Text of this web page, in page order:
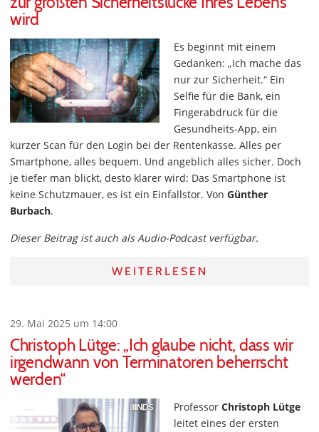
wird
Es beginnt mit einem
Gedanken: „Ich mache das
nur zur Sicherheit.“ Ein
Selfie für die Bank, ein
Fingerabdruck für die
Gesundheits-App, ein
kurzer Scan für den Login bei der Rentenkasse. Alles per
Smartphone, alles bequem. Und angeblich alles sicher. Doch
je tiefer man blickt, desto klarer wird: Das Smartphone ist
keine Schutzmauer, es ist ein Einfallstor. Von Günther
Burbach.
Dieser Beitrag ist auch als Audio-Podcast verfügbar.
WEITERLESEN
29. Mai 2025 um 14:00
Christoph Lütge: „Ich glaube nicht, dass wir
irgendwann von Terminatoren beherrscht
werden“
Professor Christoph Lütge
leitet eines der ersten